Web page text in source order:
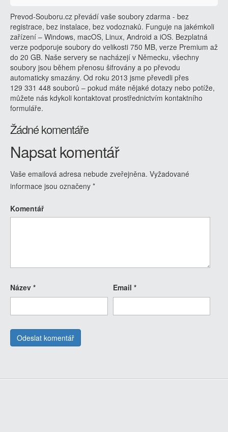
Prevod-Souboru.cz převádí vaše soubory zdarma - bez
registrace, bez instalace, bez vodoznaků. Funguje na jakémkoli
zařízení – Windows, macOS, Linux, Android a iOS. Bezplatná
verze podporuje soubory do velikosti 750 MB, verze Premium až
do 20 GB. Naše servery se nacházejí v Německu, všechny
soubory jsou během přenosu šifrovány a po převodu
automaticky smazány. Od roku 2013 jsme převedli přes
129 331 448 souborů – pokud máte nějaké dotazy nebo potíže,
můžete nás kdykoli kontaktovat prostřednictvím kontaktního
formuláře.
Žádné komentáře
Napsat komentář
Vaše emailová adresa nebude zveřejněna. Vyžadované
informace jsou označeny *
Komentář
Název * Email *